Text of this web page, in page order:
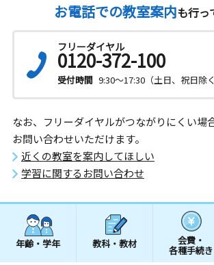
お電話での教室案内も行っ
フリーダイヤル
0120-372-100
受付時間 9:30～17:30（土日、祝日除く
なお、フリーダイヤルがつながりにくい場
お問い合わせいただけます。
近くの教室を案内してほしい
学習に関するお問い合わせ
年齢・学年 教科・教材 会費・
各種手続き